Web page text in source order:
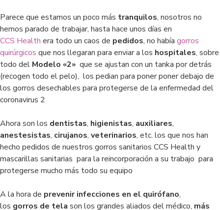
Parece que estamos un poco más tranquilos, nosotros no
hemos parado de trabajar, hasta hace unos días en
CCS Health era todo un caos de pedidos, no había gorros
quirúrgicos que nos llegaran para enviar a los hospitales, sobre
todo del Modelo «2» que se ajustan con un tanka por detrás
(recogen todo el pelo), los pedian para poner poner debajo de
los gorros desechables para protegerse de la enfermedad del
coronavirus 2
Ahora son los dentistas, higienistas, auxiliares,
anestesistas, cirujanos, veterinarios, etc. los que nos han
hecho pedidos de nuestros gorros sanitarios CCS Health y
mascarillas sanitarias para la reincorporación a su trabajo para
protegerse mucho más todo su equipo
A la hora de prevenir infecciones en el quirófano,
los gorros de tela son los grandes aliados del médico, más